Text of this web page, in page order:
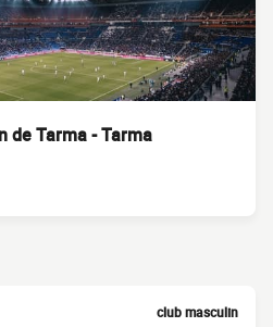
de Tarma - Tarma
club masculin